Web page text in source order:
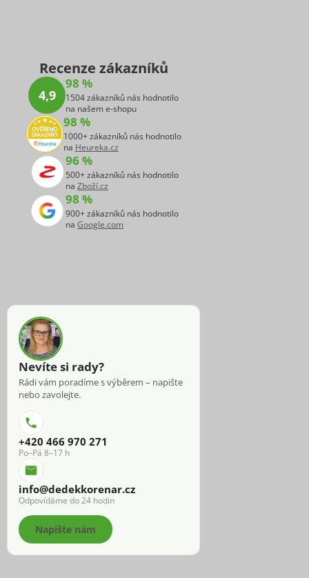
Recenze zákazníků
4,9
98 %
1504 zákazníků nás hodnotilo
na našem e-shopu
98 %
1000+ zákazníků nás hodnotilo
na Heureka.cz
96 %
500+ zákazníků nás hodnotilo
na Zboží.cz
98 %
900+ zákazníků nás hodnotilo
na Google.com
Nevíte si rady?
Rádi vám poradíme s výběrem – napište
nebo zavolejte.
+420 466 970 271
Po–Pá 8–17 h
info@dedekkorenar.cz
Odpovídáme do 24 hodin
Napište nám